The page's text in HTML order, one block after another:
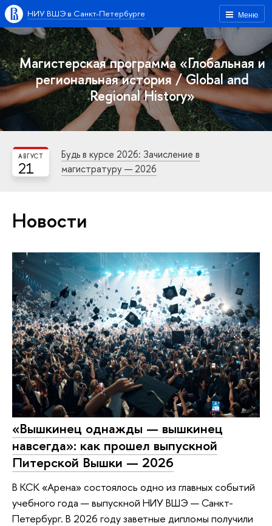
Меню
НИУ ВШЭ в Санкт-Петербурге
Магистерская программа «Глобальная и
региональная история / Global and
Regional History»
21
АВГУСТ
Будь в курсе 2026: Зачисление в
магистратуру — 2026
Новости
«Вышкинец однажды — вышкинец
навсегда»: как прошел выпускной
Питерской Вышки — 2026
В КСК «Арена» состоялось одно из главных событий
учебного года — выпускной НИУ ВШЭ — Санкт-
Петербург. В 2026 году заветные дипломы получили